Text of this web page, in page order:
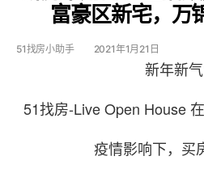
富豪区新宅，万
51找房小助手 2021年1月21日
新年新
51找房-Live Open House
疫情影响下，买